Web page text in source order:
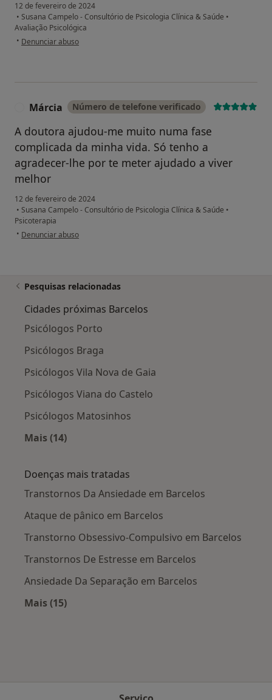
12 de fevereiro de 2024
• Susana Campelo - Consultório de Psicologia Clínica & Saúde •
Avaliação Psicológica
• na opinião do utilizador Diogo
Denunciar abuso
Márcia Número de telefone verificado
A doutora ajudou-me muito numa fase
complicada da minha vida. Só tenho a
agradecer-lhe por te meter ajudado a viver
melhor
12 de fevereiro de 2024
• Susana Campelo - Consultório de Psicologia Clínica & Saúde •
Psicoterapia
• na opinião do utilizador Márcia
Denunciar abuso
Pesquisas relacionadas
Cidades próximas Barcelos
Psicólogos Porto
Psicólogos Braga
Psicólogos Vila Nova de Gaia
Psicólogos Viana do Castelo
Psicólogos Matosinhos
Mais (14)
Doenças mais tratadas
Transtornos Da Ansiedade em Barcelos
Ataque de pânico em Barcelos
Transtorno Obsessivo-Compulsivo em Barcelos
Transtornos De Estresse em Barcelos
Ansiedade Da Separação em Barcelos
Mais (15)